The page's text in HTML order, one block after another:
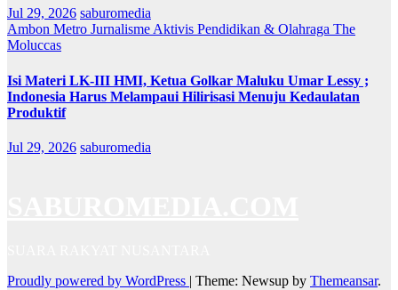
Jul 29, 2026 saburomedia
Ambon Metro Jurnalisme Aktivis Pendidikan & Olahraga The
Moluccas
Isi Materi LK-III HMI, Ketua Golkar Maluku Umar Lessy ;
Indonesia Harus Melampaui Hilirisasi Menuju Kedaulatan
Produktif
Jul 29, 2026 saburomedia
Proudly powered by WordPress | Theme: Newsup by Themeansar.